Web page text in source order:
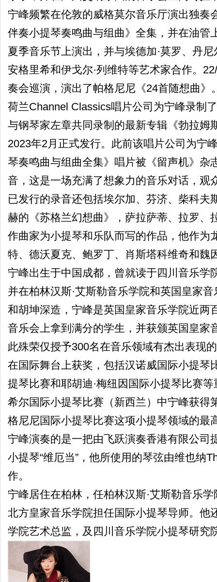
宁峰频繁在伦敦的威格莫尔音乐厅演出独奏
伴奏小提琴奏鸣曲与组曲》全集，并在油管
夏季音乐节上演出，并与埃德加·莫罗、丹尼
安格里希和伊戈尔·列维特等艺术家合作。
奏会巡演，演出了帕格尼尼《24首随想曲》
荷兰Channel Classics唱片公司为宁峰录制
与钢琴家左章共同录制的最新专辑《勃拉姆
2023年2月正式发行。此前该唱片公司为宁
琴奏鸣曲与组曲全集》唱片被《留声机》杂
音，这是一场充满了想象力的音乐对话，观
已发行的录音还包括埃尔加、芬济、柴科夫
赫的《苏格兰幻想曲》，萨拉萨蒂、拉罗、
作曲家为小提琴和乐队而写的作品，他作为
特、德沃夏克、鲍罗丁、肖斯塔科维奇和魏
宁峰出生于中国成都，曾就读于四川音乐学
并在柏林汉斯·艾斯勒音乐学院和英国皇家
和胡坤深造，宁峰是英国皇家音乐学院近两
音乐会上拿到满分的学生，并获颁英国皇家
此殊荣仅授予300名在音乐领域有杰出表现
在国际舞台上获奖，包括汉诺威国际小提琴
提琴比赛和耶胡迪·梅纽因国际小提琴比赛
希尔国际小提琴比赛（新西兰）中宁峰获得
格尼尼国际小提琴比赛这项小提琴领域的最
宁峰演奏的是一把由飞跃演奏香港有限公司
小提琴“维厄当”，他所使用的琴弦由维也纳
作。
宁峰居住在柏林，任柏林汉斯·艾斯勒音乐
北方皇家音乐学院担任国际小提琴导师。他
学院艺术总监，及四川音乐学院小提琴研究